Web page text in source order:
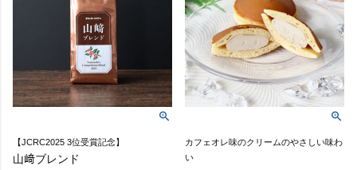
【JCRC2025 3位受賞記念】
山﨑ブレンド
カフェオレ味のクリームのやさしい味わ
い